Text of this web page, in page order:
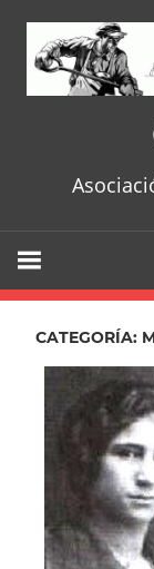
content
CATEGORÍA: